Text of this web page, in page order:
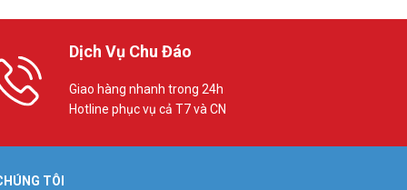
Dịch Vụ Chu Đáo
Giao hàng nhanh trong 24h
Hotline phục vụ cả T7 và CN
TÔI